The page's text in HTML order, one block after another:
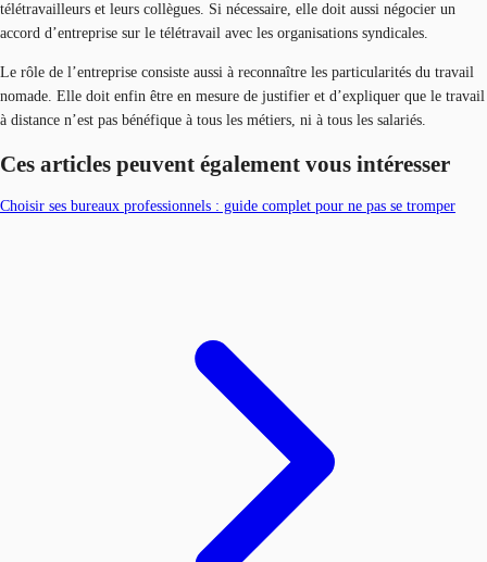
télétravailleurs et leurs collègues. Si nécessaire, elle doit aussi négocier un
accord d’entreprise sur le télétravail avec les organisations syndicales.
Le rôle de l’entreprise consiste aussi à reconnaître les particularités du travail
nomade. Elle doit enfin être en mesure de justifier et d’expliquer que le travail
à distance n’est pas bénéfique à tous les métiers, ni à tous les salariés.
Ces articles peuvent également vous intéresser
Choisir ses bureaux professionnels : guide complet pour ne pas se tromper